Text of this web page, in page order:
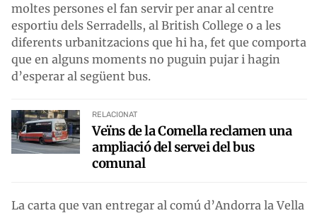
moltes persones el fan servir per anar al centre
esportiu dels Serradells, al British College o a les
diferents urbanitzacions que hi ha, fet que comporta
que en alguns moments no puguin pujar i hagin
d’esperar al següent bus.
RELACIONAT
Veïns de la Comella reclamen una
ampliació del servei del bus
comunal
La carta que van entregar al comú d’Andorra la Vella